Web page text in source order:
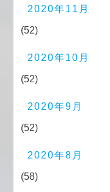
2020年11月
(52)
2020年10月
(52)
2020年9月
(52)
2020年8月
(58)